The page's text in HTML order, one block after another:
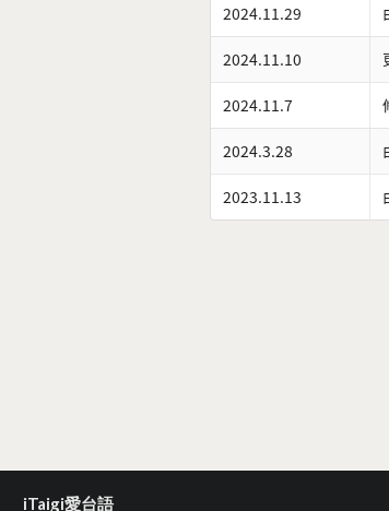
2024.11.29
2024.11.10
2024.11.7
2024.3.28
2023.11.13
iTaigi愛台語